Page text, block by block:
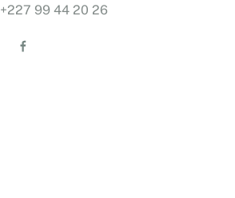
+227 99 44 20 26